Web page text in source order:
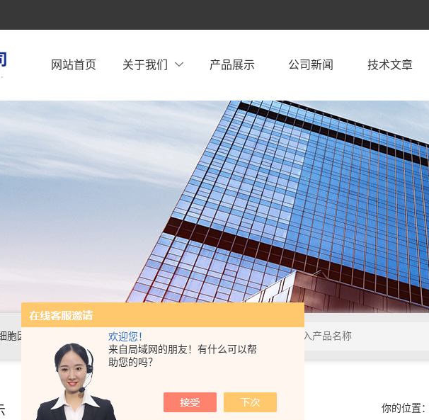
欢迎您！
来自局域网的朋友！有什么可以帮
助您的吗？
网站首页 关于我们 产品展示 公司新闻 技术文章
因子，抗体，试剂盒，各类细
你的位置：